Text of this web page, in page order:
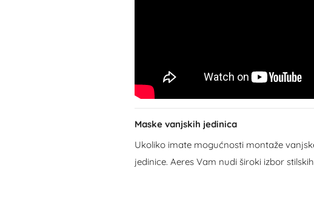
Maske vanjskih jedinica
Ukoliko imate mogućnosti montaže
jedinice. Aeres Vam nudi široki izbor